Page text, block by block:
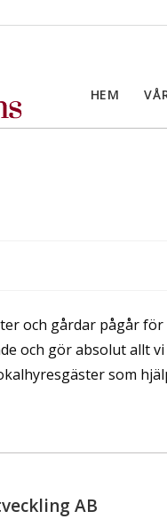
HEM
och gårdar pågår
och gör absolut allt
som
AB